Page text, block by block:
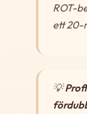
ROT-
ett 20-
💡